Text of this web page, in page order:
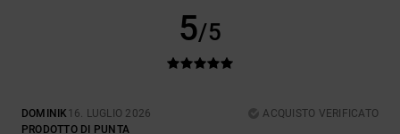
5/5
DOMINIK 16. LUGLIO 2026
ACQUISTO VERIFICATO
PRODOTTO DI PUNTA